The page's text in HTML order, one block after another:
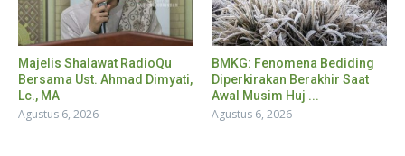
Majelis Shalawat RadioQu
Bersama Ust. Ahmad Dimyati,
Lc., MA
Agustus 6, 2026
BMKG: Fenomena Bediding
Diperkirakan Berakhir Saat
Awal Musim Huj ...
Agustus 6, 2026